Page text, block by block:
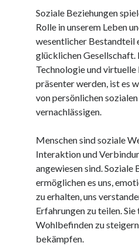
März 2025
Januar 2025
Dezember 2024
Juli 2024
Soziale Beziehungen
Rolle in unserem Leben
wesentlicher Bestandteil
glücklichen Gesellschaft.
Technologie und
präsenter werden, ist es
von persönlichen
vernachlässigen.
Menschen sind soziale
Interaktion und
angewiesen sind. Soziale
ermöglichen es uns,
zu erhalten, uns
Erfahrungen zu teilen.
Wohlbefinden zu
bekämpfen.